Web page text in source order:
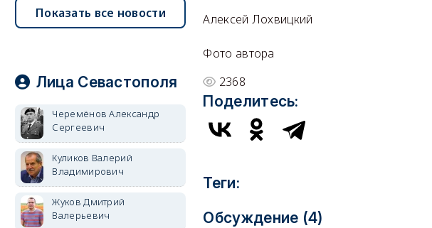
Алексей Лохвицкий
Фото автора
2368
Поделитесь:
Теги:
Обсуждение (4)
Показать все новости
Лица Севастополя
Черемёнов Александр
Сергеевич
Куликов Валерий
Владимирович
Жуков Дмитрий
Валерьевич